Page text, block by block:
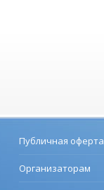
Публичная оферта
Организаторам